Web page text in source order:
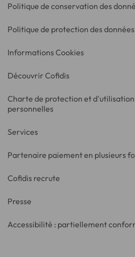
Politique de conservation des
Politique de protection des données
Informations Cookies
Découvrir Cofidis
Charte de protection et d'utilisation
personnelles
Services
Partenaire paiement en plusieurs
Cofidis recrute
Presse
Accessibilité : partiellement